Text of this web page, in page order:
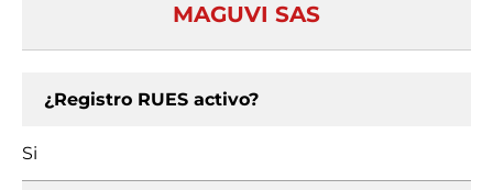
MAGUVI SAS
¿Registro RUES activo?
Si